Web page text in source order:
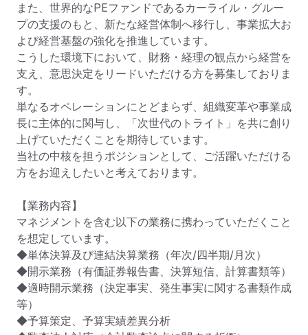
また、世界的なPEファンドであるカーライル・グルー
プの支援のもと、新たな経営体制へ移行し、事業拡大お
よび経営基盤の強化を推進しています。
こうした環境下において、財務・経理の観点から経営を
支え、意思決定をリードいただける方を募集しておりま
す。
単なるオペレーションにとどまらず、組織変革や事業成
長に主体的に関与し、「次世代のトライト」を共に創り
上げていただくことを期待しています。
当社の中核を担うポジションとして、ご活躍いただける
方をお迎えしたいと考えております。
【業務内容】
マネジメントを含む以下の業務に携わっていただくこと
を想定しています。
◆単体決算及び連結決算業務（年次/四半期/月次）
◆開示業務（有価証券報告書、決算短信、計算書類等）
◆適時開示業務（決定事実、発生事実に関する書類作成
等）
◆予算策定、予算実績差異分析